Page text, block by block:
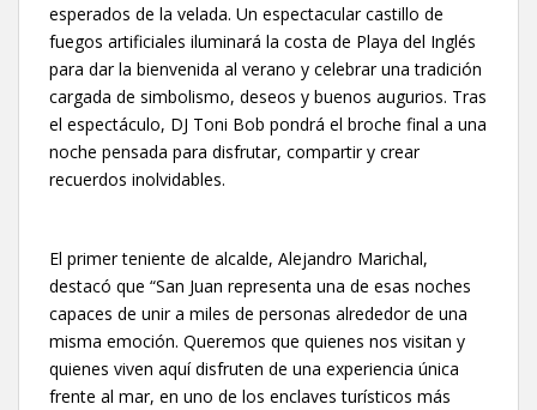
esperados de la velada. Un espectacular castillo de
fuegos artificiales iluminará la costa de Playa del Inglés
para dar la bienvenida al verano y celebrar una tradición
cargada de simbolismo, deseos y buenos augurios. Tras
el espectáculo, DJ Toni Bob pondrá el broche final a una
noche pensada para disfrutar, compartir y crear
recuerdos inolvidables.
El primer teniente de alcalde, Alejandro Marichal,
destacó que “San Juan representa una de esas noches
capaces de unir a miles de personas alrededor de una
misma emoción. Queremos que quienes nos visitan y
quienes viven aquí disfruten de una experiencia única
frente al mar, en uno de los enclaves turísticos más